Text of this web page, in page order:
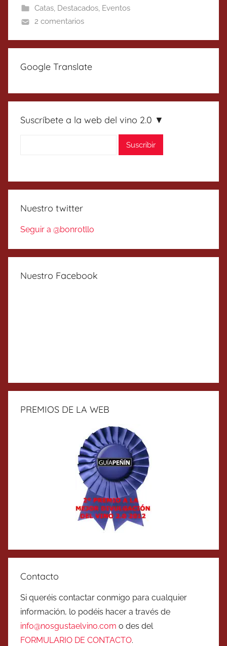
Catas, Destacados, Eventos
2 comentarios
Google Translate
Suscríbete a la web del vino 2.0 ▼
Nuestro twitter
Seguir a @bonrotllo
Nuestro Facebook
PREMIOS DE LA WEB
Contacto
Si queréis contactar conmigo para cualquier
información, lo podéis hacer a través de
info@nosgustaelvino.com o des del
FORMULARIO DE CONTACTO.